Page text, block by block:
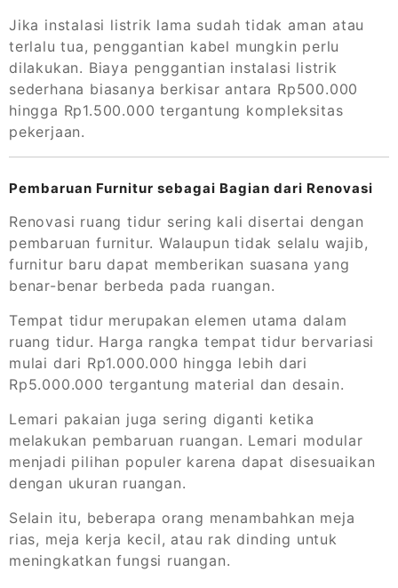
Jika instalasi listrik lama sudah tidak aman atau
terlalu tua, penggantian kabel mungkin perlu
dilakukan. Biaya penggantian instalasi listrik
sederhana biasanya berkisar antara Rp500.000
hingga Rp1.500.000 tergantung kompleksitas
pekerjaan.
Pembaruan Furnitur sebagai Bagian dari Renovasi
Renovasi ruang tidur sering kali disertai dengan
pembaruan furnitur. Walaupun tidak selalu wajib,
furnitur baru dapat memberikan suasana yang
benar-benar berbeda pada ruangan.
Tempat tidur merupakan elemen utama dalam
ruang tidur. Harga rangka tempat tidur bervariasi
mulai dari Rp1.000.000 hingga lebih dari
Rp5.000.000 tergantung material dan desain.
Lemari pakaian juga sering diganti ketika
melakukan pembaruan ruangan. Lemari modular
menjadi pilihan populer karena dapat disesuaikan
dengan ukuran ruangan.
Selain itu, beberapa orang menambahkan meja
rias, meja kerja kecil, atau rak dinding untuk
meningkatkan fungsi ruangan.